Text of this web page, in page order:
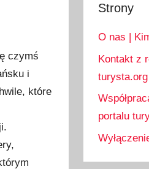
czymś
i
które
Strony
O nas |
Kontakt z
turysta.org
portalu